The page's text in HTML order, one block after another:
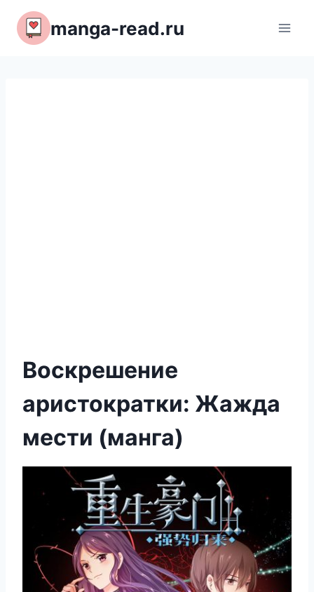
Перейти
содержимому
manga-read.ru
Воскрешение
аристократки: Жажда
мести (манга)